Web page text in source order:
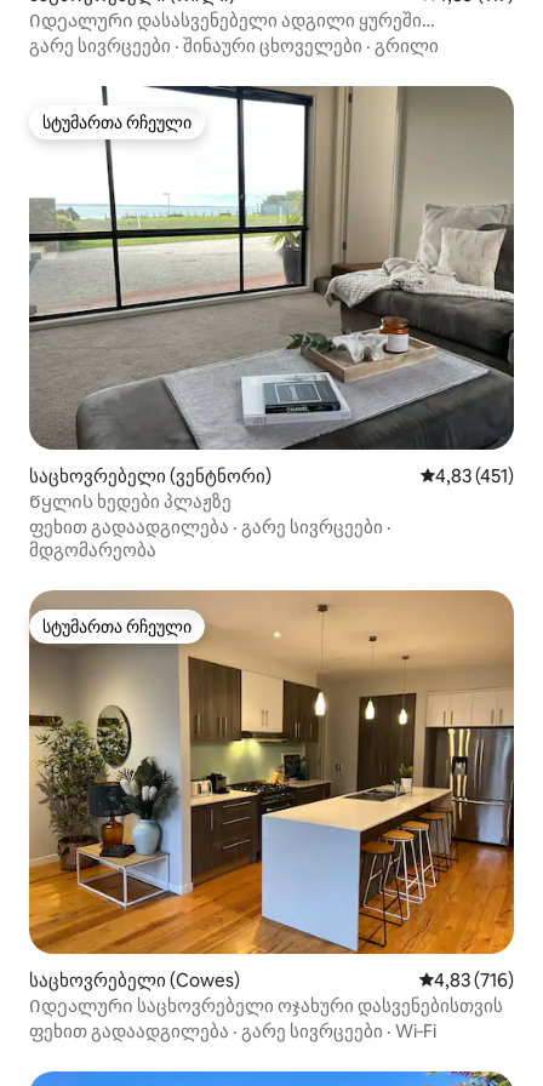
Იდეალური დასასვენებელი ადგილი ყურეში
სენსაციური ხედებით
გარე სივრცეები · შინაური ცხოველები · გრილი
სტუმართა რჩეული
სტუმართა რჩეული
საცხოვრებელი (ვენტნორი) საშუალო
4,83 (451)
Წყლის ხედები პლაჟზე
ფეხით გადაადგილება · გარე სივრცეები ·
მდგომარეობა
სტუმართა რჩეული
სტუმართა რჩეული
საცხოვრებელი (Cowes) საშუალო
4,83 (716)
Იდეალური საცხოვრებელი ოჯახური დასვენებისთვის
ფეხით გადაადგილება · გარე სივრცეები · Wi‑Fi